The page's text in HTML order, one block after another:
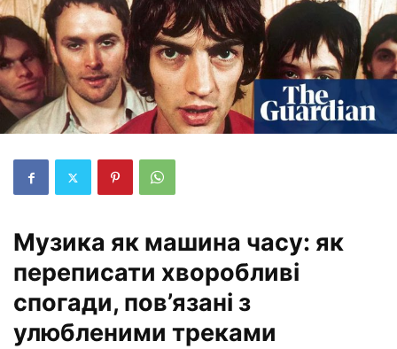
Музика як машина часу: як
переписати хворобливі
спогади, пов’язані з
улюбленими треками